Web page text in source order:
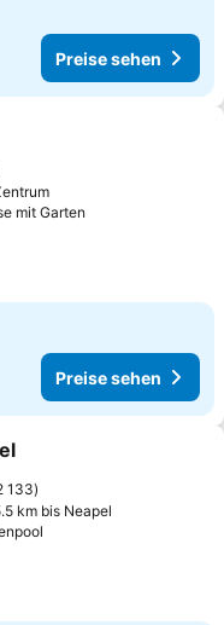
Preise sehen
hinzufügen
mit Garten
Preise sehen
hinzufügen
133
km bis Neapel